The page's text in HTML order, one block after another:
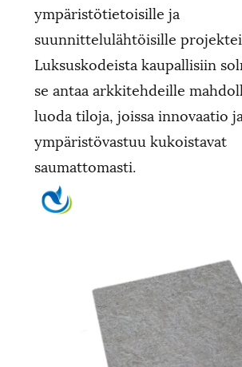
ympäristötietoisille ja
suunnittelulähtöisille
Luksuskodeista kaupallisiin
se antaa arkkitehdeille
luoda tiloja, joissa innovaatio ja
ympäristövastuu kukoistavat
saumattomasti.